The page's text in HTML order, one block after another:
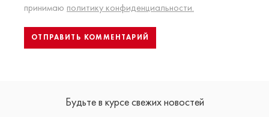
принимаю политику конфиденциальности.
Будьте в курсе свежих новостей